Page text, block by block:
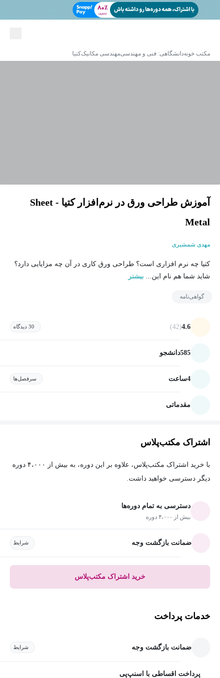
مکتب خونهدانشگاهی: فنی و مهندسیمهندسی مکانیککتیا
آموزش طراحی ورق در نرم‌افزار کتیا - Sheet
Metal
مهدی شمشیری
کتیا چه نرم افزاری است؟ طراحی ورق کاری در آن چه مزایایی دارد؟
شاید شما هم نام این... بیشتر
گواهی‌نامه
4.6
(42) 30 دیدگاه
585دانشجو
4ساعت سرفصل‌ها
مقدماتی
اشتراک مکتب‌پلاس
با خرید اشتراک مکتب‌پلاس، علاوه بر این دوره، به بیش از ۴،۰۰۰ دوره
دیگر دسترسی خواهید داشت.
دسترسی به تمام دوره‌ها
بیش از ۴،۰۰۰ دوره
ضمانت بازگشت وجه شرایط
خرید اشتراک مکتب‌پلاس
خدمات پرداخت
ضمانت بازگشت وجه شرایط
پرداخت اقساطی با اسنپ‌پی